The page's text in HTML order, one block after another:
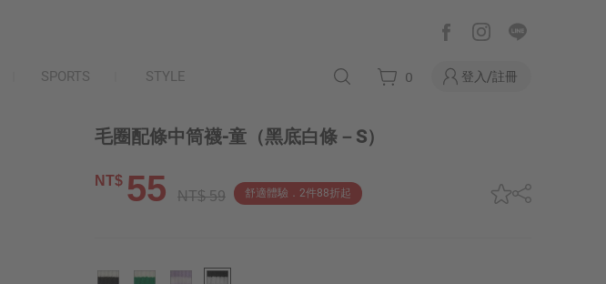
SPORTS STYLE 0 登入/註冊
毛圈配條中筒襪-童 （黑底白條－S）
NT$ 55 NT$ 59 舒適體驗．2件88折起